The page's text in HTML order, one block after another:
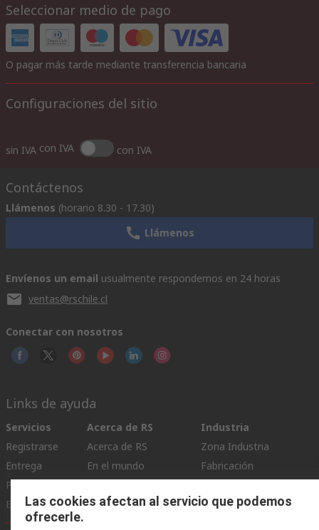
Seleccionar medio de pago
O pagar más tarde mediante transferencia bancaria
Configuraciones del sitio
sin IVA con IVA con IVA
Contáctenos
Llámenos (horario 8.30 - 17.30)
Llámenos
Envíenos un email usualmente respondemos en 24 horas
ventas@rschile.cl
Conectar con nosotros
Links de ayuda
Servicios
Registrarse
Entrega
Pago
Exportar
Acerca de RS
Acerca de RS
En el mundo
ESG
Industria
Zona Industria
Fabricación
Las cookies afectan al servicio que podemos
ofrecerle.